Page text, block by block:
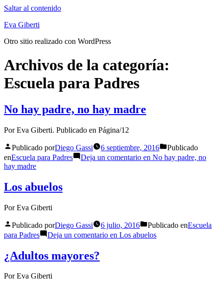
Saltar al contenido
Eva Giberti
Otro sitio realizado con WordPress
Archivos de la categoría:
Escuela para Padres
No hay padre, no hay madre
Por Eva Giberti. Publicado en Página/12
Publicado porDiego Gassi 6 septiembre, 2016
Publicado
enEscuela para Padres Deja un comentario en No hay padre, no
hay madre
Los abuelos
Por Eva Giberti
Publicado porDiego Gassi 6 julio, 2016 Publicado enEscuela
para Padres
Deja un comentario en Los abuelos
¿Adultos mayores?
Por Eva Giberti